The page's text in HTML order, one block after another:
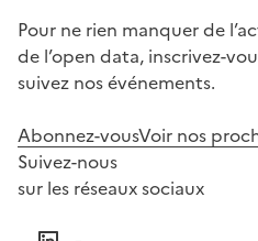
Pour ne rien manquer de
de l’open data, inscrivez-
suivez nos événements.
Abonnez-vousVoir nos
Suivez-nous
sur les réseaux sociaux